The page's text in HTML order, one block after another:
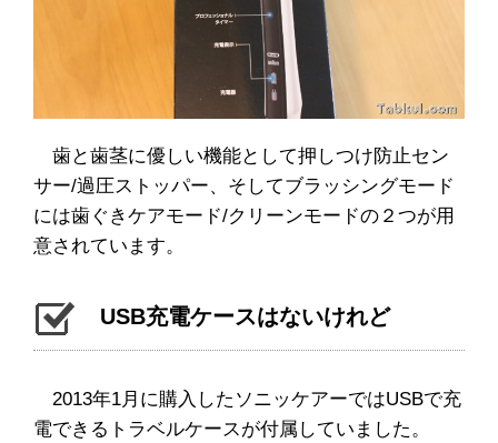
歯と歯茎に優しい機能として押しつけ防止セン
サー/過圧ストッパー、そしてブラッシングモード
には歯ぐきケアモード/クリーンモードの２つが用
意されています。
USB充電ケースはないけれど
2013年1月に購入したソニッケアーではUSBで充
電できるトラベルケースが付属していました。